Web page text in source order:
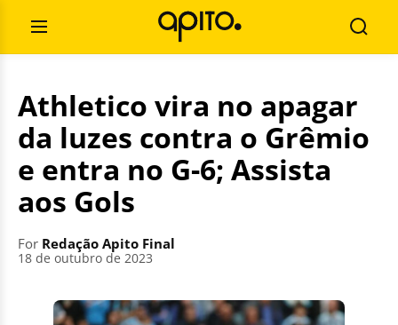
contentOpen
Menu
for:
Athletico vira no apagar
da luzes contra o Grêmio
e entra no G-6; Assista
aos Gols
For Redação Apito Final
18 de outubro de 2023